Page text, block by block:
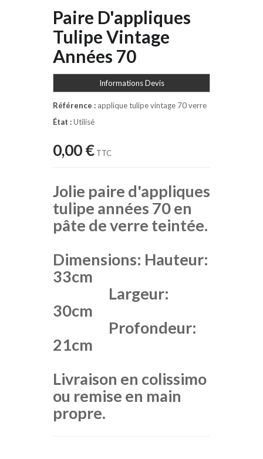
Paire D'appliques
Tulipe Vintage
Années 70
Informations Devis
Référence : applique tulipe vintage 70 verre
État :Utilisé
0,00 € TTC
Jolie paire d'appliques
tulipe années 70 en
pâte de verre teintée.
Dimensions: Hauteur:
33cm
Largeur:
30cm
Profondeur:
21cm
Livraison en colissimo
ou remise en main
propre.